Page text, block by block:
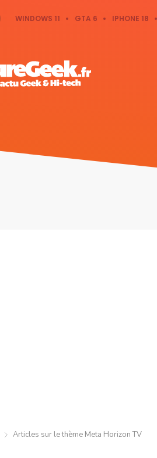
WINDOWS 11 GTA 6 IPHONE 18
Articles sur le thème Meta Horizon TV